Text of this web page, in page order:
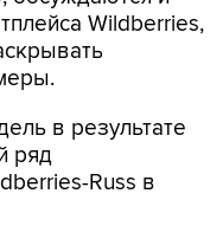
Wildberries,
в результате
ряд
Russ в